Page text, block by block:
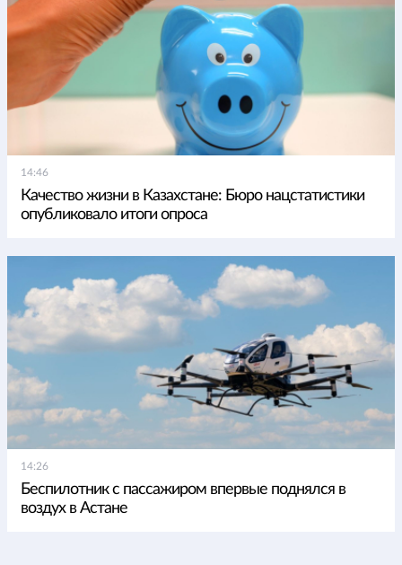
14:46
Качество жизни в Казахстане: Бюро нацстатистики
опубликовало итоги опроса
14:26
Беспилотник с пассажиром впервые поднялся в
воздух в Астане